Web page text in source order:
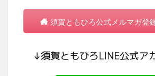
須賀ともひろ公式メルマガ登
↓須賀ともひろLINE公式ア